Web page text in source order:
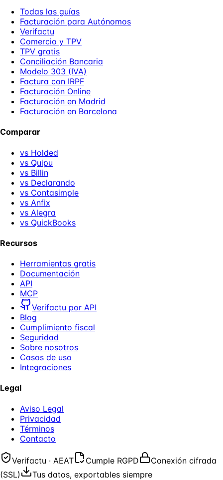
Todas las guías
Facturación para Autónomos
Verifactu
Comercio y TPV
TPV gratis
Conciliación Bancaria
Modelo 303 (IVA)
Factura con IRPF
Facturación Online
Facturación en Madrid
Facturación en Barcelona
Comparar
vs Holded
vs Quipu
vs Billin
vs Declarando
vs Contasimple
vs Anfix
vs Alegra
vs QuickBooks
Recursos
Herramientas gratis
Documentación
API
MCP
Verifactu por API
Blog
Cumplimiento fiscal
Seguridad
Sobre nosotros
Casos de uso
Integraciones
Legal
Aviso Legal
Privacidad
Términos
Contacto
Verifactu · AEAT Cumple RGPD
Conexión cifrada
(SSL)
Tus datos, exportables siempre